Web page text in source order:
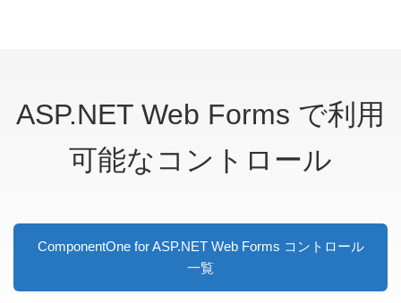
ASP.NET Web Forms で利用
可能なコントロール
ComponentOne for ASP.NET Web Forms コントロール
一覧